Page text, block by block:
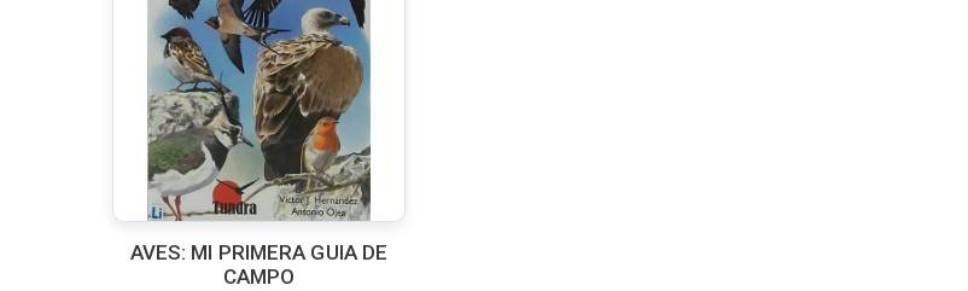
AVES: MI PRIMERA GUIA DE
CAMPO